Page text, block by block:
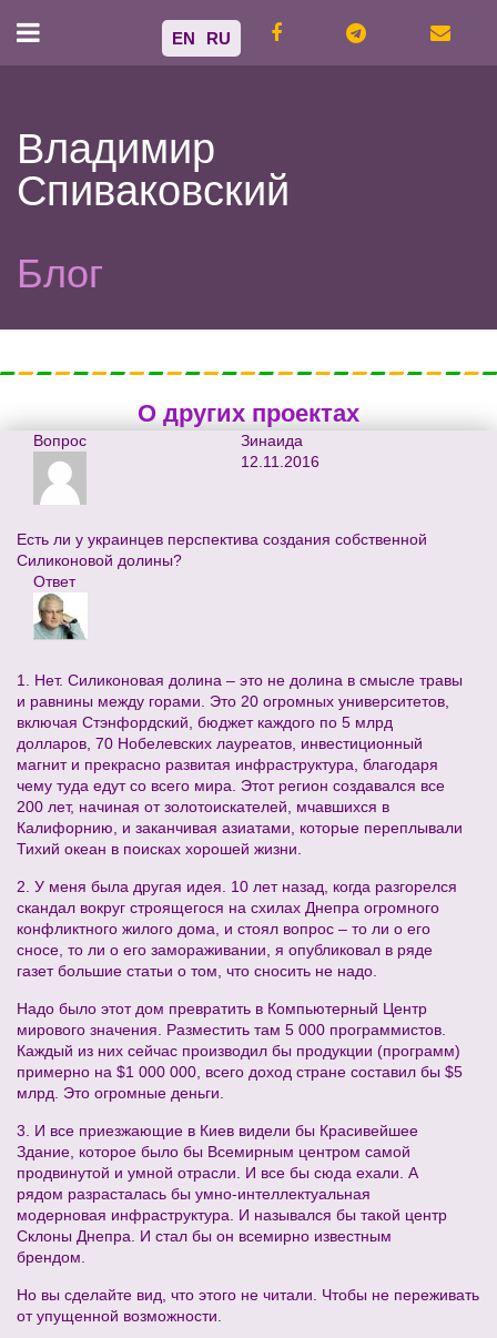
EN RU
Владимир
Спиваковский
Блог
О других проектах
Вопрос
Зинаида
12.11.2016
Есть ли у украинцев перспектива создания собственной
Силиконовой долины?
Ответ
1. Нет. Силиконовая долина – это не долина в смысле травы
и равнины между горами. Это 20 огромных университетов,
включая Стэнфордский, бюджет каждого по 5 млрд
долларов, 70 Нобелевских лауреатов, инвестиционный
магнит и прекрасно развитая инфраструктура, благодаря
чему туда едут со всего мира. Этот регион создавался все
200 лет, начиная от золотоискателей, мчавшихся в
Калифорнию, и заканчивая азиатами, которые переплывали
Тихий океан в поисках хорошей жизни.
2. У меня была другая идея. 10 лет назад, когда разгорелся
скандал вокруг строящегося на схилах Днепра огромного
конфликтного жилого дома, и стоял вопрос – то ли о его
сносе, то ли о его замораживании, я опубликовал в ряде
газет большие статьи о том, что сносить не надо.
Надо было этот дом превратить в Компьютерный Центр
мирового значения. Разместить там 5 000 программистов.
Каждый из них сейчас производил бы продукции (программ)
примерно на $1 000 000, всего доход стране составил бы $5
млрд. Это огромные деньги.
3. И все приезжающие в Киев видели бы Красивейшее
Здание, которое было бы Всемирным центром самой
продвинутой и умной отрасли. И все бы сюда ехали. А
рядом разрасталась бы умно-интеллектуальная
модерновая инфраструктура. И назывался бы такой центр
Склоны Днепра. И стал бы он всемирно известным
брендом.
Но вы сделайте вид, что этого не читали. Чтобы не переживать
от упущенной возможности.